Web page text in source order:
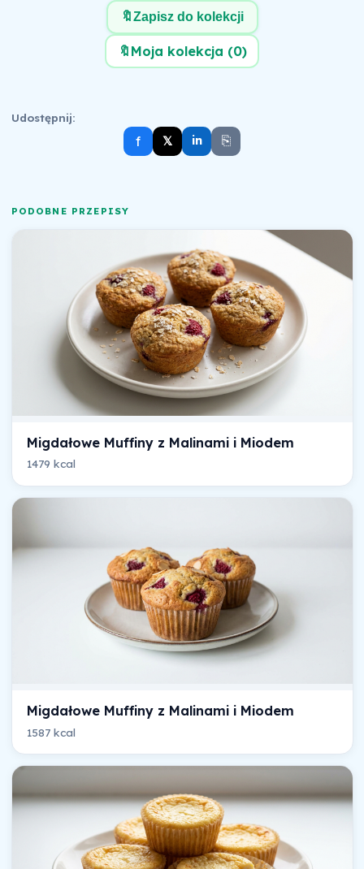
🔖Zapisz do kolekcji
🔖 Moja kolekcja (0)
Udostępnij:
f 𝕏 in ⎘
PODOBNE PRZEPISY
Migdałowe Muffiny z Malinami i Miodem
1479 kcal
Migdałowe Muffiny z Malinami i Miodem
1587 kcal